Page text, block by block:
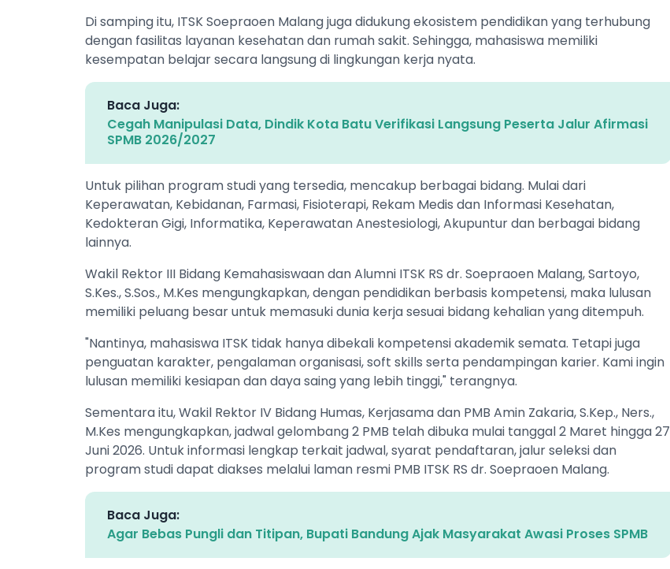
Di samping itu, ITSK Soepraoen Malang juga didukung ekosistem pendidikan yang terhubung
dengan fasilitas layanan kesehatan dan rumah sakit. Sehingga, mahasiswa memiliki
kesempatan belajar secara langsung di lingkungan kerja nyata.
Baca Juga:
Cegah Manipulasi Data, Dindik Kota Batu Verifikasi Langsung Peserta Jalur Afirmasi
SPMB 2026/2027
Untuk pilihan program studi yang tersedia, mencakup berbagai bidang. Mulai dari
Keperawatan, Kebidanan, Farmasi, Fisioterapi, Rekam Medis dan Informasi Kesehatan,
Kedokteran Gigi, Informatika, Keperawatan Anestesiologi, Akupuntur dan berbagai bidang
lainnya.
Wakil Rektor III Bidang Kemahasiswaan dan Alumni ITSK RS dr. Soepraoen Malang, Sartoyo,
S.Kes., S.Sos., M.Kes mengungkapkan, dengan pendidikan berbasis kompetensi, maka lulusan
memiliki peluang besar untuk memasuki dunia kerja sesuai bidang kehalian yang ditempuh.
"Nantinya, mahasiswa ITSK tidak hanya dibekali kompetensi akademik semata. Tetapi juga
penguatan karakter, pengalaman organisasi, soft skills serta pendampingan karier. Kami ingin
lulusan memiliki kesiapan dan daya saing yang lebih tinggi," terangnya.
Sementara itu, Wakil Rektor IV Bidang Humas, Kerjasama dan PMB Amin Zakaria, S.Kep., Ners.,
M.Kes mengungkapkan, jadwal gelombang 2 PMB telah dibuka mulai tanggal 2 Maret hingga 27
Juni 2026. Untuk informasi lengkap terkait jadwal, syarat pendaftaran, jalur seleksi dan
program studi dapat diakses melalui laman resmi PMB ITSK RS dr. Soepraoen Malang.
Baca Juga:
Agar Bebas Pungli dan Titipan, Bupati Bandung Ajak Masyarakat Awasi Proses SPMB